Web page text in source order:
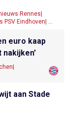
Rennes
PSV Eindhoven | ...
euro kaap
nakijken'
aan Stade